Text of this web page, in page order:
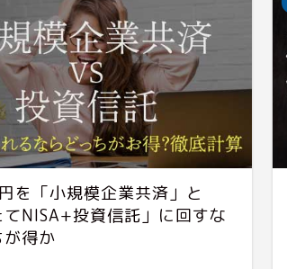
を「小規模企業共済」と
てNISA+投資信託」に回すな
が得か